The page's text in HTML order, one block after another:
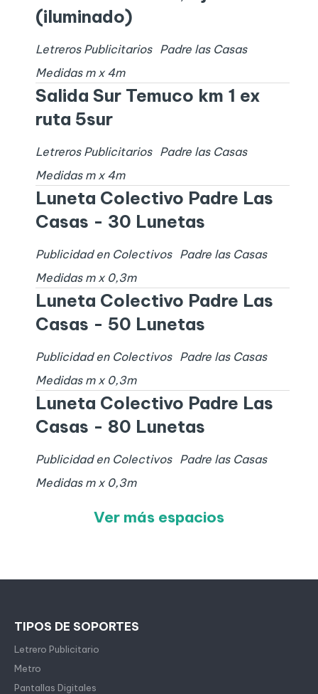
(iluminado)
Letreros Publicitarios
Padre las Casas
Medidas m x 4m
Salida Sur Temuco km 1 ex
ruta 5sur
Letreros Publicitarios
Padre las Casas
Medidas m x 4m
Luneta Colectivo Padre Las
Casas - 30 Lunetas
Publicidad en Colectivos
Padre las Casas
Medidas m x 0,3m
Luneta Colectivo Padre Las
Casas - 50 Lunetas
Publicidad en Colectivos
Padre las Casas
Medidas m x 0,3m
Luneta Colectivo Padre Las
Casas - 80 Lunetas
Publicidad en Colectivos
Padre las Casas
Medidas m x 0,3m
Ver más espacios
TIPOS DE SOPORTES
Letrero Publicitario
Metro
Pantallas Digitales